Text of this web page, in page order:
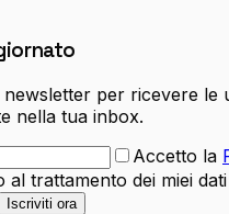
newsletter per ricevere le
nella tua inbox.
Accetto la
al trattamento dei miei
Iscriviti ora